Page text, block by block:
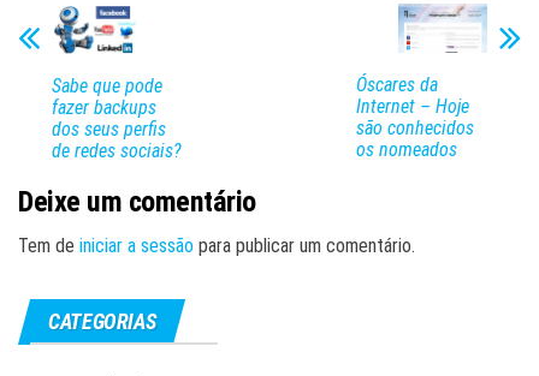
Sabe que pode
fazer backups
dos seus perfis
de redes sociais?
Óscares da
Internet – Hoje
são conhecidos
os nomeados
Deixe um comentário
Tem de iniciar a sessão para publicar um comentário.
CATEGORIAS